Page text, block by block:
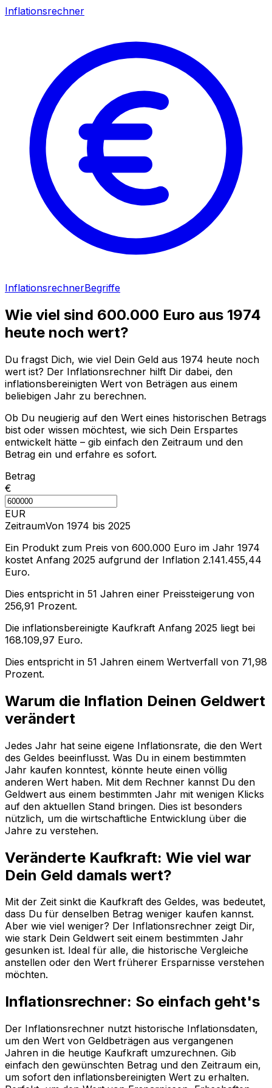
Inflationsrechner
InflationsrechnerBegriffe
Wie viel sind 600.000 Euro aus 1974
heute noch wert?
Du fragst Dich, wie viel Dein Geld aus 1974 heute noch
wert ist? Der Inflationsrechner hilft Dir dabei, den
inflationsbereinigten Wert von Beträgen aus einem
beliebigen Jahr zu berechnen.
Ob Du neugierig auf den Wert eines historischen Betrags
bist oder wissen möchtest, wie sich Dein Erspartes
entwickelt hätte – gib einfach den Zeitraum und den
Betrag ein und erfahre es sofort.
Betrag
€
EUR
ZeitraumVon 1974 bis 2025
Ein Produkt zum Preis von 600.000 Euro im Jahr 1974
kostet Anfang 2025 aufgrund der Inflation 2.141.455,44
Euro.
Dies entspricht in 51 Jahren einer Preissteigerung von
256,91 Prozent.
Die inflationsbereinigte Kaufkraft Anfang 2025 liegt bei
168.109,97 Euro.
Dies entspricht in 51 Jahren einem Wertverfall von 71,98
Prozent.
Warum die Inflation Deinen Geldwert
verändert
Jedes Jahr hat seine eigene Inflationsrate, die den Wert
des Geldes beeinflusst. Was Du in einem bestimmten
Jahr kaufen konntest, könnte heute einen völlig
anderen Wert haben. Mit dem Rechner kannst Du den
Geldwert aus einem bestimmten Jahr mit wenigen Klicks
auf den aktuellen Stand bringen. Dies ist besonders
nützlich, um die wirtschaftliche Entwicklung über die
Jahre zu verstehen.
Veränderte Kaufkraft: Wie viel war
Dein Geld damals wert?
Mit der Zeit sinkt die Kaufkraft des Geldes, was bedeutet,
dass Du für denselben Betrag weniger kaufen kannst.
Aber wie viel weniger? Der Inflationsrechner zeigt Dir,
wie stark Dein Geldwert seit einem bestimmten Jahr
gesunken ist. Ideal für alle, die historische Vergleiche
anstellen oder den Wert früherer Ersparnisse verstehen
möchten.
Inflationsrechner: So einfach geht's
Der Inflationsrechner nutzt historische Inflationsdaten,
um den Wert von Geldbeträgen aus vergangenen
Jahren in die heutige Kaufkraft umzurechnen. Gib
einfach den gewünschten Betrag und den Zeitraum ein,
um sofort den inflationsbereinigten Wert zu erhalten.